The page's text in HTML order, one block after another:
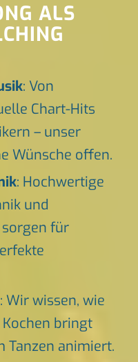
ALS
: Von
Chart-Hits
– unser
Wünsche offen.
: Hochwertige
und
für
: Wir wissen, wie
bringt
Tanzen animiert.